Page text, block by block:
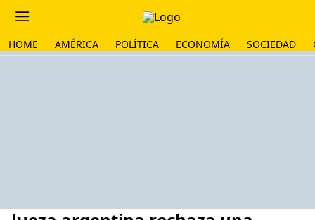
HOME AMÉRICA POLÍTICA ECONOMÍA SOCIEDAD